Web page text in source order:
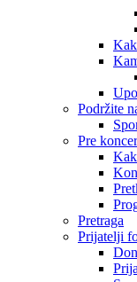
Podržite
Pre
Pretraga
Prijatelji